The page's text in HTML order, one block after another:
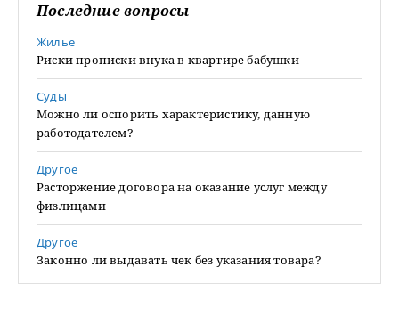
Последние вопросы
Жилье
Риски прописки внука в квартире бабушки
Суды
Можно ли оспорить характеристику, данную
работодателем?
Другое
Расторжение договора на оказание услуг между
физлицами
Другое
Законно ли выдавать чек без указания товара?